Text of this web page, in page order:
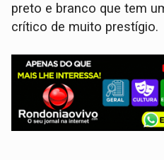
preto e branco que tem
crítico de muito prestígio.